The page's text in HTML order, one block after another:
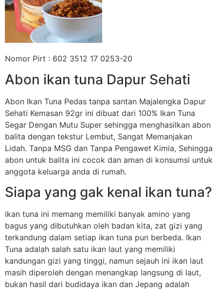
Nomor Pirt : 602 3512 17 0253-20
Abon ikan tuna Dapur Sehati
Abon Ikan Tuna Pedas tanpa santan Majalengka Dapur
Sehati Kemasan 92gr ini dibuat dari 100% Ikan Tuna
Segar Dengan Mutu Super sehingga menghasilkan abon
balita dengan tekstur Lembut, Sangat Memanjakan
Lidah. Tanpa MSG dan Tanpa Pengawet Kimia, Sehingga
abon untuk balita ini cocok dan aman di konsumsi untuk
anggota keluarga anda di rumah.
Siapa yang gak kenal ikan tuna?
ikan tuna ini memang memiliki banyak amino yang
bagus yang dibutuhkan oleh badan kita, zat gizi yang
terkandung dalam setiap ikan tuna pun berbeda. Ikan
Tuna adalah salah satu ikan laut yang memiliki
kandungan gizi yang tinggi, namun sejauh ini ikan laut
masih diperoleh dengan menangkap langsung di laut,
bukan hasil dari budidaya ikan dan Jepang adalah